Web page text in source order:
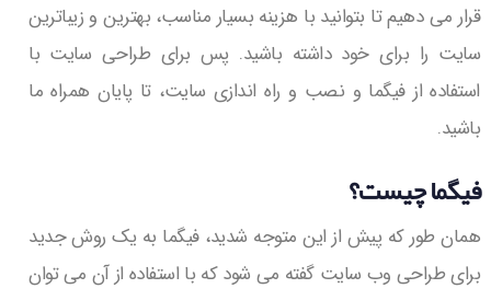
قرار می دهیم تا بتوانید با هزینه بسیار مناسب، بهترین و زیباترین
سایت را برای خود داشته باشید. پس برای طراحی سایت با
استفاده از فیگما و نصب و راه اندازی سایت، تا پایان همراه ما
باشید.
فیگما چیست؟
همان طور که پیش از این متوجه شدید، فیگما به یک روش جدید
برای طراحی وب سایت گفته می شود که با استفاده از آن می توان